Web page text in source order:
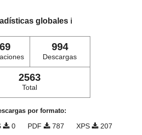
globales ℹ️
994
Descargas
2563
Total
por formato:
0 PDF 787 XPS 207